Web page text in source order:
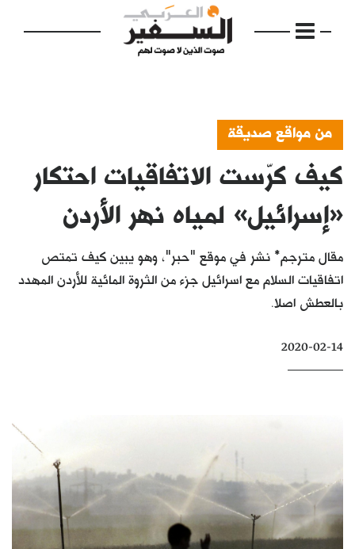
الرئيسية
مواضيع
إفتتاحية
فكرة
دفاتر
بالصورة
كتّابنا
من مواقع صديقة
كيف كرّست الاتفاقيات احتكار
«إسرائيل» لمياه نهر الأردن
مقال مترجم* نشر في موقع "حبر"، وهو يبين كيف تمتص
اتفاقيات السلام مع اسرائيل جزء من الثروة المائية للأردن المهدد
بالعطش اصلا.
2020-02-14